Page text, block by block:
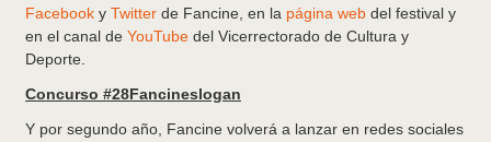
Facebook y Twitter de Fancine, en la página web del festival y
en el canal de YouTube del Vicerrectorado de Cultura y
Deporte.
Concurso #28Fancineslogan
Y por segundo año, Fancine volverá a lanzar en redes sociales